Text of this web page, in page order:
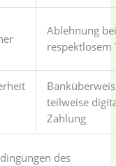
Ablehnung
respektlosem
teilweise
Zahlung
des